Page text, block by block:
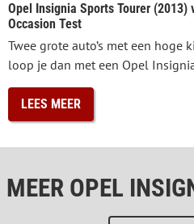
Opel Insignia Sports Tourer (2013)
Occasion Test
Twee grote auto’s met een hoge
loop je dan met een Opel
LEES MEER
MEER OPEL